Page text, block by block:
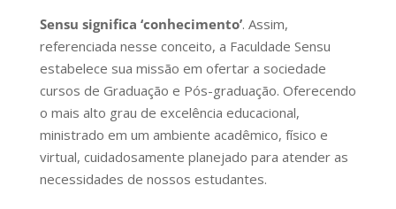
Sensu significa ‘conhecimento’. Assim,
referenciada nesse conceito, a Faculdade Sensu
estabelece sua missão em ofertar a sociedade
cursos de Graduação e Pós-graduação. Oferecendo
o mais alto grau de excelência educacional,
ministrado em um ambiente acadêmico, físico e
virtual, cuidadosamente planejado para atender as
necessidades de nossos estudantes.